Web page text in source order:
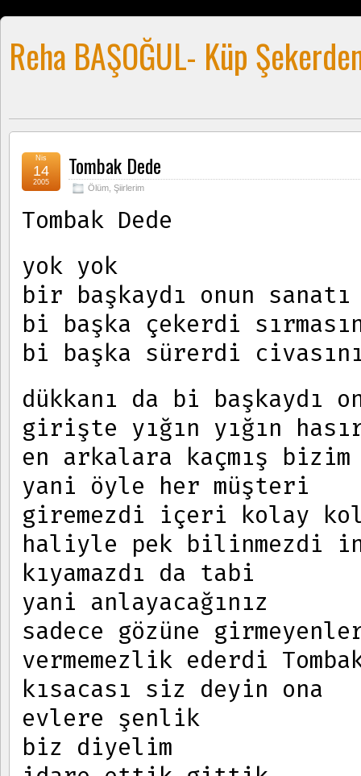
Reha BAŞOĞUL- Küp
Tombak Dede
Ölüm Şiirlerim
Nis
14
2005
Tombak Dede
yok yok
bir başkaydı onun sanatı
bi başka çekerdi
bi başka sürerdi
dükkanı da bi başkaydı
girişte yığın yığın
en arkalara kaçmış bizim
yani öyle her müşteri
giremezdi içeri kolay
haliyle pek bilinmezdi
kıyamazdı da tabi
yani anlayacağınız
sadece gözüne
vermemezlik ederdi
kısacası siz deyin ona
evlere şenlik
biz diyelim